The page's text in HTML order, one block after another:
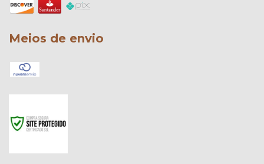
Meios de envio